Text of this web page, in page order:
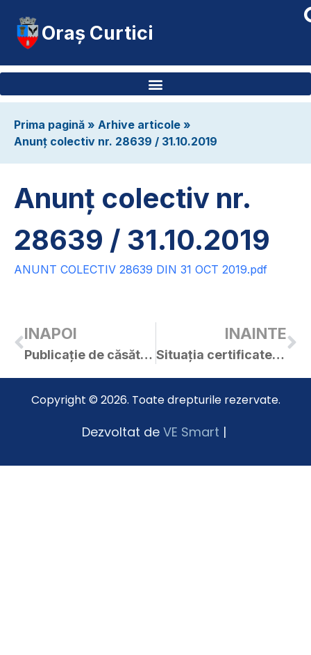
Oraș Curtici
Prima pagină » Arhive articole »
Anunț colectiv nr. 28639 / 31.10.2019
Anunț colectiv nr.
28639 / 31.10.2019
ANUNT COLECTIV 28639 DIN 31 OCT 2019.pdf
INAPOI
Publicație de căsătorie – Bojan Teodor / Grue Elisabeta
INAINTE
Situația certificatelor de urbanism și a autorizațiilor de construire emise în luna octombrie 2019
Copyright © 2026. Toate drepturile rezervate.
Dezvoltat de VE Smart |